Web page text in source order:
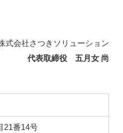
式会社さつきソリューション
代表取締役 五月女 尚
21番14号